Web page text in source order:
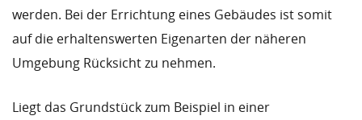
werden. Bei der Errichtung eines Gebäudes ist somit
auf die erhaltenswerten Eigenarten der näheren
Umgebung Rücksicht zu nehmen.
Liegt das Grundstück zum Beispiel in einer